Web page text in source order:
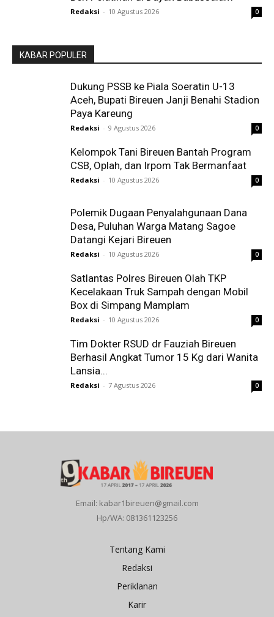
Redaksi - 10 Agustus 2026 0
KABAR POPULER
Dukung PSSB ke Piala Soeratin U-13
Aceh, Bupati Bireuen Janji Benahi Stadion
Paya Kareung
Redaksi - 9 Agustus 2026 0
Kelompok Tani Bireuen Bantah Program
CSB, Oplah, dan Irpom Tak Bermanfaat
Redaksi - 10 Agustus 2026 0
Polemik Dugaan Penyalahgunaan Dana
Desa, Puluhan Warga Matang Sagoe
Datangi Kejari Bireuen
Redaksi - 10 Agustus 2026 0
Satlantas Polres Bireuen Olah TKP
Kecelakaan Truk Sampah dengan Mobil
Box di Simpang Mamplam
Redaksi - 10 Agustus 2026 0
Tim Dokter RSUD dr Fauziah Bireuen
Berhasil Angkat Tumor 15 Kg dari Wanita
Lansia...
Redaksi - 7 Agustus 2026 0
Email: kabar1bireuen@gmail.com
Hp/WA: 081361123256
Tentang Kami
Redaksi
Periklanan
Karir